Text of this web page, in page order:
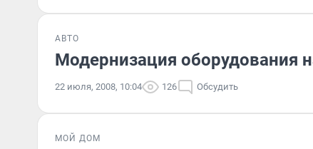
АВТО
Модернизация оборудования
22 июля, 2008, 10:04 126 Обсудить
МОЙ ДОМ